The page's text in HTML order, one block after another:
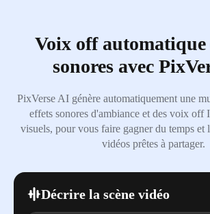
Voix off automatique
sonores avec
PixVerse AI génère automatiquement une
effets sonores d'ambiance et des voix off
visuels, pour vous faire gagner du temps et
vidéos prêtes à partager.
Décrire la scène vidéo